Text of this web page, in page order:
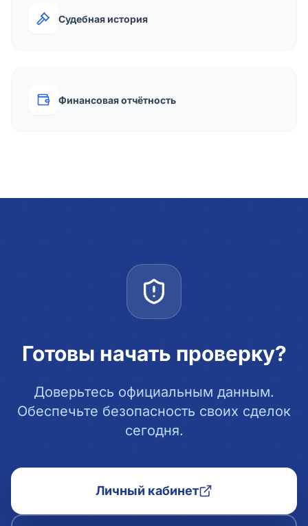
Судебная история
Финансовая отчётность
Готовы начать проверку?
Доверьтесь официальным данным.
Обеспечьте безопасность своих сделок
сегодня.
Личный кабинет